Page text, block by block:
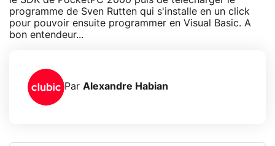
programme de Sven Rutten qui s'installe en un click
pour pouvoir ensuite programmer en Visual Basic. A
bon entendeur...
Par Alexandre Habian